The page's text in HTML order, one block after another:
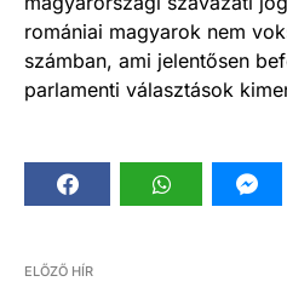
romániai magyarok nem
számban, ami jelentősen
parlamenti választások
ELŐZŐ HÍR